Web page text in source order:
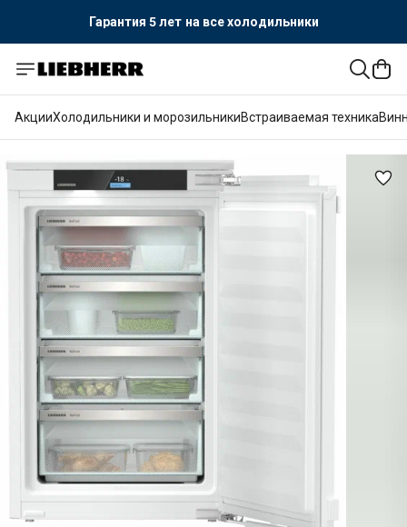
Гарантия 5 лет на все холодильники
Официальный поставщик LIEBHERR
на все холодильники
АкцииХолодильники и морозильникиВстраиваемая техника